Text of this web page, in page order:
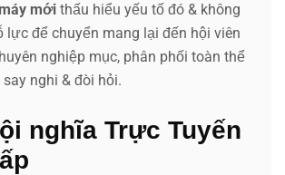
mới thấu hiểu yếu tố đó & không
lực để chuyển mang lại đến hội viên
nghiệp mục, phân phối toàn thể
nghi & đòi hỏi.
nghĩa Trực Tuyến